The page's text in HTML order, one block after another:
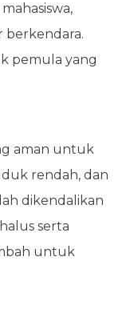
berkendara.
pemula yang
aman untuk
rendah, dan
dikendalikan
serta
untuk